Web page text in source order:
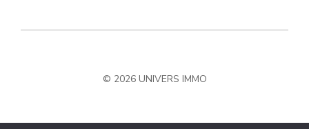
© 2026 UNIVERS IMMO